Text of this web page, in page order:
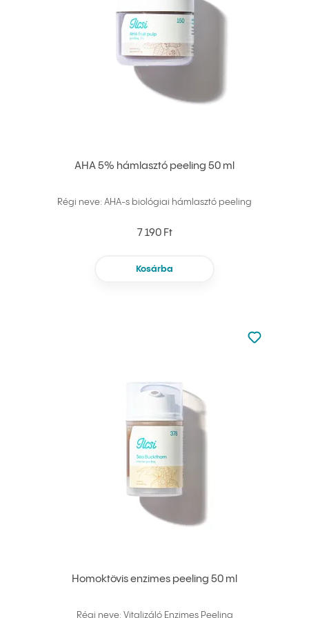
AHA 5% hámlasztó peeling 50 ml
Régi neve: AHA-s biológiai hámlasztó peeling
7 190 Ft
Kosárba
Homoktövis enzimes peeling 50 ml
Régi neve: Vitalizáló Enzimes Peeling
Nincsen
Hozzáadás